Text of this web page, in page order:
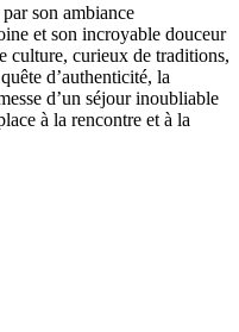
son ambiance
et son incroyable douceur
culture, curieux de traditions,
d’authenticité, la
d’un séjour inoubliable
à la rencontre et à la